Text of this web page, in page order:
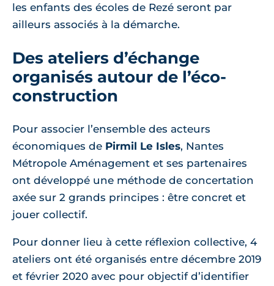
les enfants des écoles de Rezé seront par
ailleurs associés à la démarche.
Des ateliers d’échange
organisés autour de l’éco-
construction
Pour associer l’ensemble des acteurs
économiques de Pirmil Le Isles, Nantes
Métropole Aménagement et ses partenaires
ont développé une méthode de concertation
axée sur 2 grands principes : être concret et
jouer collectif.
Pour donner lieu à cette réflexion collective, 4
ateliers ont été organisés entre décembre 2019
et février 2020 avec pour objectif d’identifier